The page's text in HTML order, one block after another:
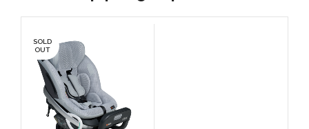
SOLD
OUT